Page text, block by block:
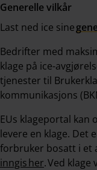
Generelle vilkår
Last ned ice sine
Bedrifter med
klage på ice-
tjenester til
kommunikasjons
EUs klageportal kan
levere en klage. Det
forbruker bosatt i et
inngis her. Ved